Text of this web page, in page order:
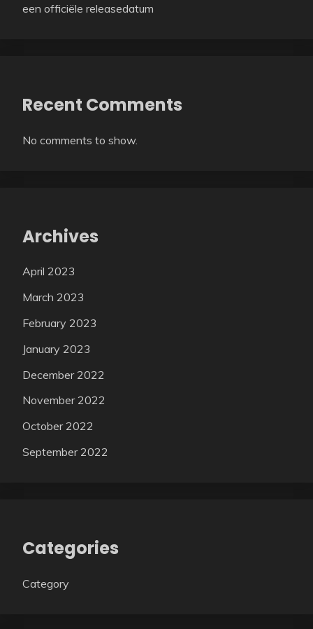
een officiële releasedatum
Recent Comments
No comments to show.
Archives
April 2023
March 2023
February 2023
January 2023
December 2022
November 2022
October 2022
September 2022
Categories
Category